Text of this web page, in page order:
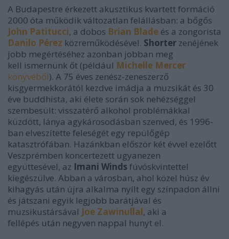
A Budapestre érkezett akusztikus kvartett formáció
2000 óta működik változatlan felállásban: a bőgős
John Patitucci, a dobos Brian Blade és a zongorista
Danilo Pérez közreműködésével. Shorter zenéjének
jobb megértéséhez azonban jobban meg
kell ismernünk őt (például Michelle Mercer
könyvéből). A 75 éves zenész-zeneszerző
kisgyermekkorától kezdve imádja a muzsikát és 30
éve buddhista, aki élete során sok nehézséggel
szembesült: visszatérő alkohol problémákkal
küzdött, lánya agykárosodásban szenved, és 1996-
ban elveszítette feleségét egy repülőgép
katasztrófában. Hazánkban először két évvel ezelőtt
Veszprémben koncertezett ugyanezen
együttesével, az Imani Windsfúvóskvintettel
kiegészülve. Abban a városban, ahol közel húsz év
kihagyás után újra alkalma nyílt egy színpadon állni
és játszani egyik legjobb barátjával és
muzsikustársával Joe Zawinullal, aki a
fellépés után negyven nappal hunyt el.